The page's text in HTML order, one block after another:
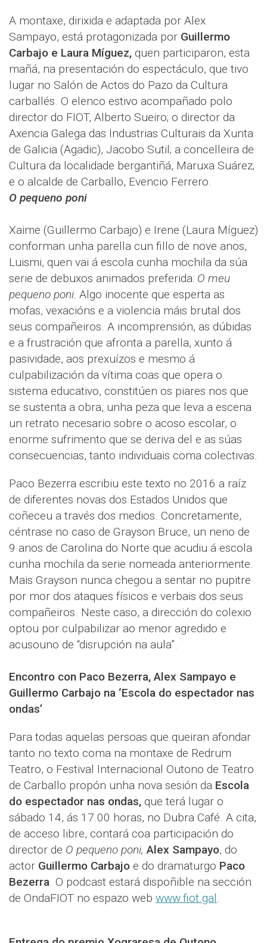
A montaxe, dirixida e adaptada por Alex
Sampayo, está protagonizada por Guillermo
Carbajo e Laura Míguez, quen participaron, esta
mañá, na presentación do espectáculo, que tivo
lugar no Salón de Actos do Pazo da Cultura
carballés. O elenco estivo acompañado polo
director do FIOT, Alberto Sueiro; o director da
Axencia Galega das Industrias Culturais da Xunta
de Galicia (Agadic), Jacobo Sutil; a concelleira de
Cultura da localidade bergantiñá, Maruxa Suárez;
e o alcalde de Carballo, Evencio Ferrero.
O pequeno poni
Xaime (Guillermo Carbajo) e Irene (Laura Míguez)
conforman unha parella cun fillo de nove anos,
Luismi, quen vai á escola cunha mochila da súa
serie de debuxos animados preferida: O meu
pequeno poni. Algo inocente que esperta as
mofas, vexacións e a violencia máis brutal dos
seus compañeiros. A incomprensión, as dúbidas
e a frustración que afronta a parella, xunto á
pasividade, aos prexuízos e mesmo á
culpabilización da vítima coas que opera o
sistema educativo, constitúen os piares nos que
se sustenta a obra, unha peza que leva a escena
un retrato necesario sobre o acoso escolar, o
enorme sufrimento que se deriva del e as súas
consecuencias, tanto individuais coma colectivas.
Paco Bezerra escribiu este texto no 2016 a raíz
de diferentes novas dos Estados Unidos que
coñeceu a través dos medios. Concretamente,
céntrase no caso de Grayson Bruce, un neno de
9 anos de Carolina do Norte que acudiu á escola
cunha mochila da serie nomeada anteriormente.
Mais Grayson nunca chegou a sentar no pupitre
por mor dos ataques físicos e verbais dos seus
compañeiros. Neste caso, a dirección do colexio
optou por culpabilizar ao menor agredido e
acusouno de “disrupción na aula”.
Encontro con Paco Bezerra, Alex Sampayo e
Guillermo Carbajo na ‘Escola do espectador nas
ondas’
Para todas aquelas persoas que queiran afondar
tanto no texto coma na montaxe de Redrum
Teatro, o Festival Internacional Outono de Teatro
de Carballo propón unha nova sesión da Escola
do espectador nas ondas, que terá lugar o
sábado 14, ás 17.00 horas, no Dubra Café. A cita,
de acceso libre, contará coa participación do
director de O pequeno poni, Alex Sampayo, do
actor Guillermo Carbajo e do dramaturgo Paco
Bezerra. O podcast estará dispoñible na sección
de OndaFIOT no espazo web www.fiot.gal.